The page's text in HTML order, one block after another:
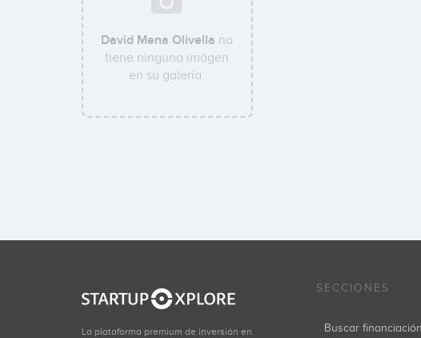
David Mena Olivella no
tiene ninguna imágen
en su galería.
La plataforma premium de inversión en
SECCIONES
Buscar financiación